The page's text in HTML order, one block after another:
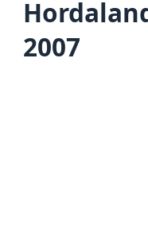
2007